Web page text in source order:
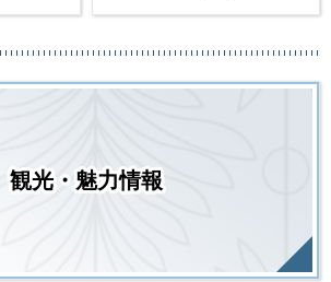
観光・魅力情報